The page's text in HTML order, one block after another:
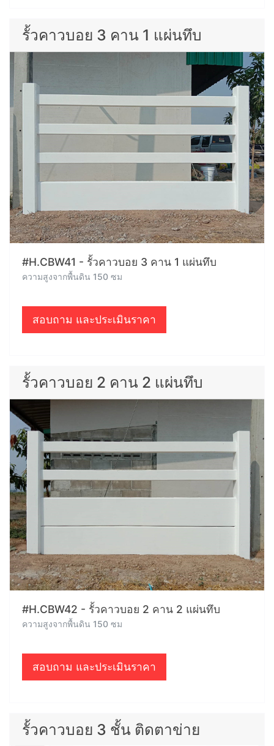
รั้วคาวบอย 3 คาน 1 แผ่นทึบ
#H.CBW41 - รั้วคาวบอย 3 คาน 1 แผ่นทึบ
ความสูงจากพื้นดิน 150 ซม
สอบถาม และประเมินราคา
รั้วคาวบอย 2 คาน 2 แผ่นทึบ
#H.CBW42 - รั้วคาวบอย 2 คาน 2 แผ่นทึบ
ความสูงจากพื้นดิน 150 ซม
สอบถาม และประเมินราคา
รั้วคาวบอย 3 ชั้น ติดตาข่าย